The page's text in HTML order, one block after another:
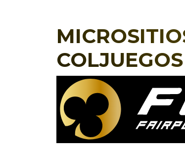
COLJUEGOS